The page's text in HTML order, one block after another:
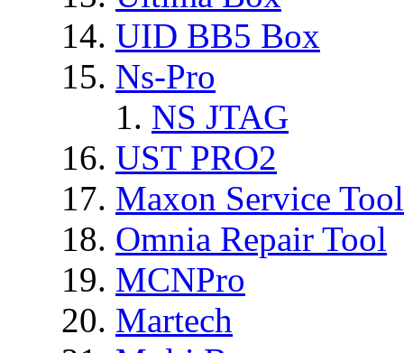
UID BB5 Box
Ns-Pro
NS JTAG
UST PRO2
Maxon Service
Omnia Repair Tool
MCNPro
Martech